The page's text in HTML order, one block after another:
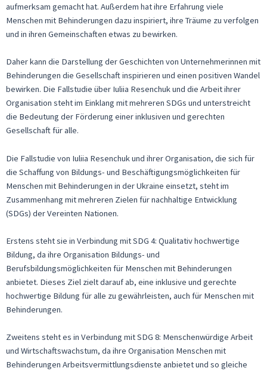
aufmerksam gemacht hat. Außerdem hat ihre Erfahrung viele
Menschen mit Behinderungen dazu inspiriert, ihre Träume zu verfolgen
und in ihren Gemeinschaften etwas zu bewirken.
Daher kann die Darstellung der Geschichten von Unternehmerinnen mit
Behinderungen die Gesellschaft inspirieren und einen positiven Wandel
bewirken. Die Fallstudie über Iuliia Resenchuk und die Arbeit ihrer
Organisation steht im Einklang mit mehreren SDGs und unterstreicht
die Bedeutung der Förderung einer inklusiven und gerechten
Gesellschaft für alle.
Die Fallstudie von Iuliia Resenchuk und ihrer Organisation, die sich für
die Schaffung von Bildungs- und Beschäftigungsmöglichkeiten für
Menschen mit Behinderungen in der Ukraine einsetzt, steht im
Zusammenhang mit mehreren Zielen für nachhaltige Entwicklung
(SDGs) der Vereinten Nationen.
Erstens steht sie in Verbindung mit SDG 4: Qualitativ hochwertige
Bildung, da ihre Organisation Bildungs- und
Berufsbildungsmöglichkeiten für Menschen mit Behinderungen
anbietet. Dieses Ziel zielt darauf ab, eine inklusive und gerechte
hochwertige Bildung für alle zu gewährleisten, auch für Menschen mit
Behinderungen.
Zweitens steht es in Verbindung mit SDG 8: Menschenwürdige Arbeit
und Wirtschaftswachstum, da ihre Organisation Menschen mit
Behinderungen Arbeitsvermittlungsdienste anbietet und so gleiche